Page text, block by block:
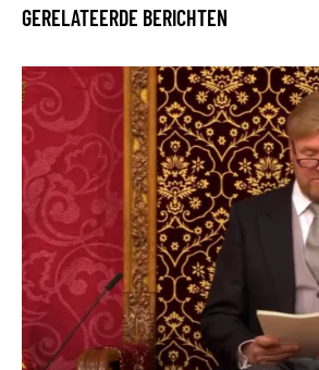
GERELATEERDE BERICHTEN